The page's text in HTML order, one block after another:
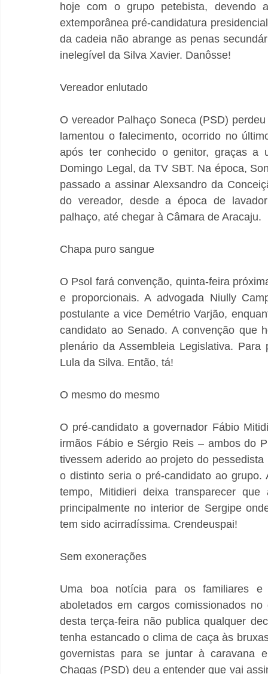
hoje com o grupo petebista, devendo
extemporânea pré-candidatura
da cadeia não abrange as penas
inelegível da Silva Xavier. Danôsse!
Vereador enlutado
O vereador Palhaço Soneca (PSD)
lamentou o falecimento, ocorrido no
após ter conhecido o genitor, graças a
Domingo Legal, da TV SBT. Na época,
passado a assinar Alexsandro da
do vereador, desde a época de
palhaço, até chegar à Câmara de Aracaju.
Chapa puro sangue
O Psol fará convenção, quinta-feira
e proporcionais. A advogada Niully
postulante a vice Demétrio Varjão,
candidato ao Senado. A convenção que
plenário da Assembleia Legislativa.
Lula da Silva. Então, tá!
O mesmo do mesmo
O pré-candidato a governador Fábio
irmãos Fábio e Sérgio Reis – ambos do
tivessem aderido ao projeto do
o distinto seria o pré-candidato ao
tempo, Mitidieri deixa transparecer
principalmente no interior de Sergipe
tem sido acirradíssima. Crendeuspai!
Sem exonerações
Uma boa notícia para os familiares e
aboletados em cargos comissionados
desta terça-feira não publica qualquer
tenha estancado o clima de caça às
governistas para se juntar à caravana
Chagas (PSD) deu a entender que vai